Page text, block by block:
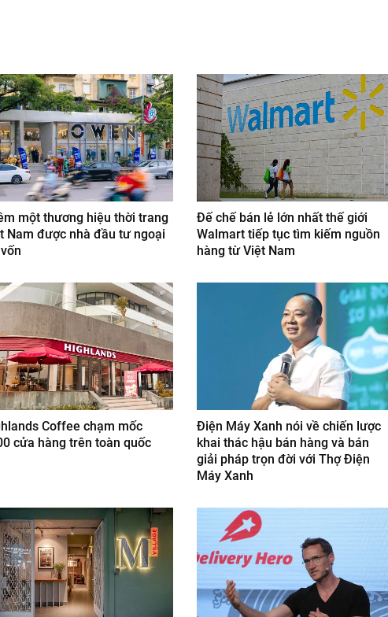
một thương hiệu thời trang
Nam được nhà đầu tư ngoại
Đế chế bán lẻ lớn nhất thế giới
Walmart tiếp tục tìm kiếm nguồn
hàng từ Việt Nam
Coffee chạm mốc
cửa hàng trên toàn quốc
Điện Máy Xanh nói về chiến lược
khai thác hậu bán hàng và bán
giải pháp trọn đời với Thợ Điện
Máy Xanh